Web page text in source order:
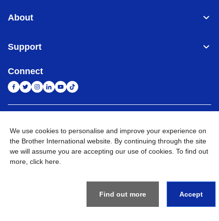
About
Support
Connect
Privacy Policy Ketentuan Penggunaan Site Map Kunjungi Situs Global
©2026BROTHER INTERNATIONAL SALES INDONESIA All
We use cookies to personalise and improve your experience on
the Brother International website. By continuing through the site
we will assume you are accepting our use of cookies. To find out
more, click here
Find out more Accept